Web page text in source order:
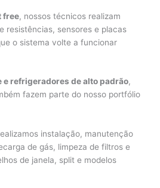
free, nossos técnicos realizam
resistências, sensores e placas
o sistema volte a funcionar
e refrigeradores de alto padrão,
fazem parte do nosso portfólio
instalação, manutenção
de gás, limpeza de filtros e
de janela, split e modelos